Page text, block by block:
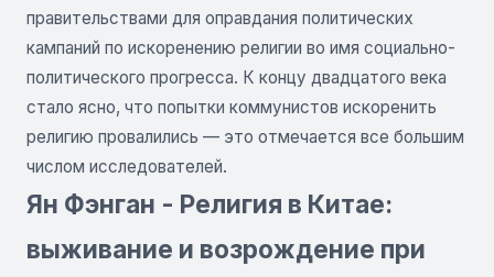
правительствами для оправдания политических
кампаний по искоренению религии во имя социально-
политического прогресса. К концу двадцатого века
стало ясно, что попытки коммунистов искоренить
религию провалились — это отмечается все большим
числом исследователей.
Ян Фэнган - Религия в Китае:
выживание и возрождение при